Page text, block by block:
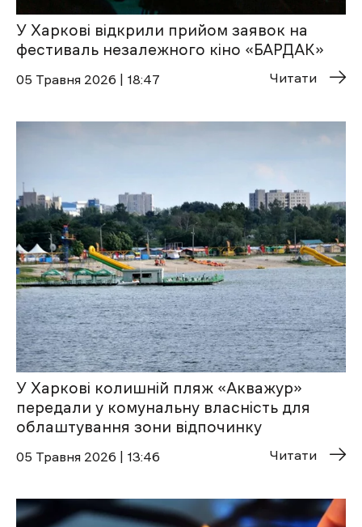
У Харкові відкрили прийом заявок на
фестиваль незалежного кіно «БАРДАК»
05 Травня 2026 | 18:47 Читати
У Харкові колишній пляж «Акважур»
передали у комунальну власність для
облаштування зони відпочинку
05 Травня 2026 | 13:46 Читати